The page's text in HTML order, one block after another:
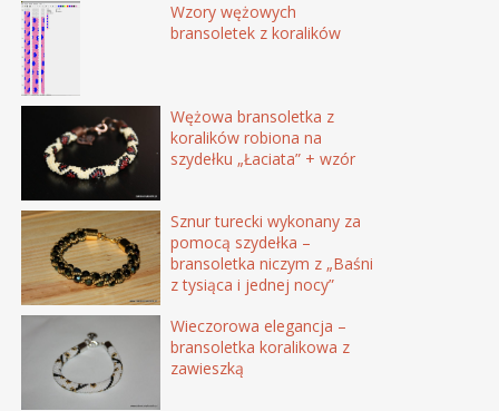
Wzory wężowych
bransoletek z koralików
Wężowa bransoletka z
koralików robiona na
szydełku „Łaciata” + wzór
Sznur turecki wykonany za
pomocą szydełka –
bransoletka niczym z „Baśni
z tysiąca i jednej nocy”
Wieczorowa elegancja –
bransoletka koralikowa z
zawieszką